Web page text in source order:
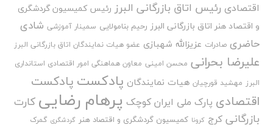
اقتصادی رئیس اتاق بازرگانی البرز رئیس کمیسیون گردشگری
و اقتصاد هنر اتاق بازرگانی البرز رحیم بنامولایی سمینار آموزشی شادی
حاضری صادرات عزیزالله شهبازی عضو هیات نمایندگان اتاق بازرگانی البرز
علیرضا بحرانی محسن امینی معاون هماهنگی امور اقتصادی استانداری
البرز مهشید قورچیان هیات نمایندگان پادکست پادکست
اقتصادی پارک ملی ایران کوچک پرهام رضایی کارت
بازرگانی کرج کرونا کمیسیون گردشگری و اقتصاد هنر گردشگری گمرک